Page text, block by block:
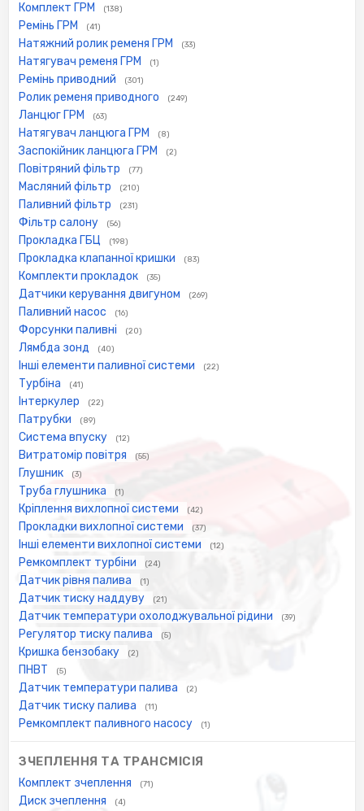
Комплект ГРМ (138)
Ремінь ГРМ (41)
Натяжний ролик ременя ГРМ (33)
Натягувач ременя ГРМ (1)
Ремінь приводний (301)
Ролик ременя приводного (249)
Ланцюг ГРМ (63)
Натягувач ланцюга ГРМ (8)
Заспокійник ланцюга ГРМ (2)
Повітряний фільтр (77)
Масляний фільтр (210)
Паливний фільтр (231)
Фільтр салону (56)
Прокладка ГБЦ (198)
Прокладка клапанної кришки (83)
Комплекти прокладок (35)
Датчики керування двигуном (269)
Паливний насос (16)
Форсунки паливні (20)
Лямбда зонд (40)
Інші елементи паливної системи (22)
Турбіна (41)
Інтеркулер (22)
Патрубки (89)
Система впуску (12)
Витратомір повітря (55)
Глушник (3)
Труба глушника (1)
Кріплення вихлопної системи (42)
Прокладки вихлопної системи (37)
Інші елементи вихлопної системи (12)
Ремкомплект турбіни (24)
Датчик рівня палива (1)
Датчик тиску наддуву (21)
Датчик температури охолоджувальної рідини (39)
Регулятор тиску палива (5)
Кришка бензобаку (2)
ПНВТ (5)
Датчик температури палива (2)
Датчик тиску палива (11)
Ремкомплект паливного насосу (1)
ЗЧЕПЛЕННЯ ТА ТРАНСМІСІЯ
Комплект зчеплення (71)
Диск зчеплення (4)